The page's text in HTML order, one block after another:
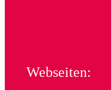
Webseiten: